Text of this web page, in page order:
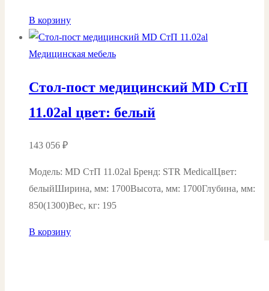
В корзину
Медицинская мебель
Стол-пост медицинский MD СтП
11.02al цвет: белый
143 056 ₽
Модель: MD СтП 11.02al Бренд: STR MedicalЦвет:
белыйШирина, мм: 1700Высота, мм: 1700Глубина, мм:
850(1300)Вес, кг: 195
В корзину